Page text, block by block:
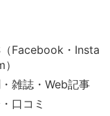
Facebook・Insta
雑誌・Web記事
口コミ